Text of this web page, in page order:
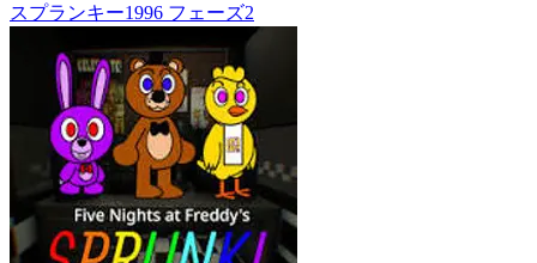
スプランキー1996 フェーズ2